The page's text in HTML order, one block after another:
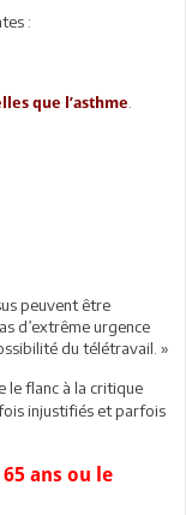
:
que l’asthme
peuvent être
d’extrême urgence
du télétravail. »
le flanc à la critique
injustifiés et parfois
ans ou le